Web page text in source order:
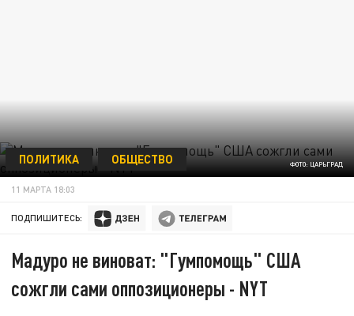
ФОТО: ЦАРЬГРАД
ПОЛИТИКА ОБЩЕСТВО
11 МАРТА 18:03
ПОДПИШИТЕСЬ:
Мадуро не виноват: "Гумпомощь" США
сожгли сами оппозиционеры - NYT